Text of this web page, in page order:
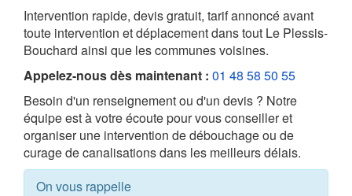
Intervention rapide, devis gratuit, tarif annoncé avant
toute intervention et déplacement dans tout Le Plessis-
Bouchard ainsi que les communes voisines.
Appelez-nous dès maintenant : 01 48 58 50 55
Besoin d'un renseignement ou d'un devis ? Notre
équipe est à votre écoute pour vous conseiller et
organiser une intervention de débouchage ou de
curage de canalisations dans les meilleurs délais.
On vous rappelle